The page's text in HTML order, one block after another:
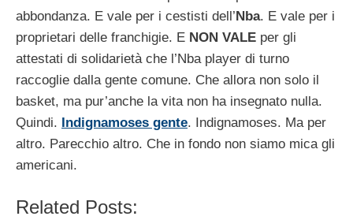
abbondanza. E vale per i cestisti dell’ Nba. E vale per i
proprietari delle franchigie. E NON VALE per gli
attestati di solidarietà che l’Nba player di turno
raccoglie dalla gente comune. Che allora non solo il
basket, ma pur’anche la vita non ha insegnato nulla.
Quindi.
Indignamoses gente. Indignamoses. Ma per
altro. Parecchio altro. Che in fondo non siamo mica gli
americani.
Related Posts: